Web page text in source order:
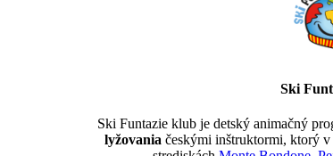
Ski
Ski Funtazie klub je detský animačný
lyžovania českými inštruktormi, ktorý